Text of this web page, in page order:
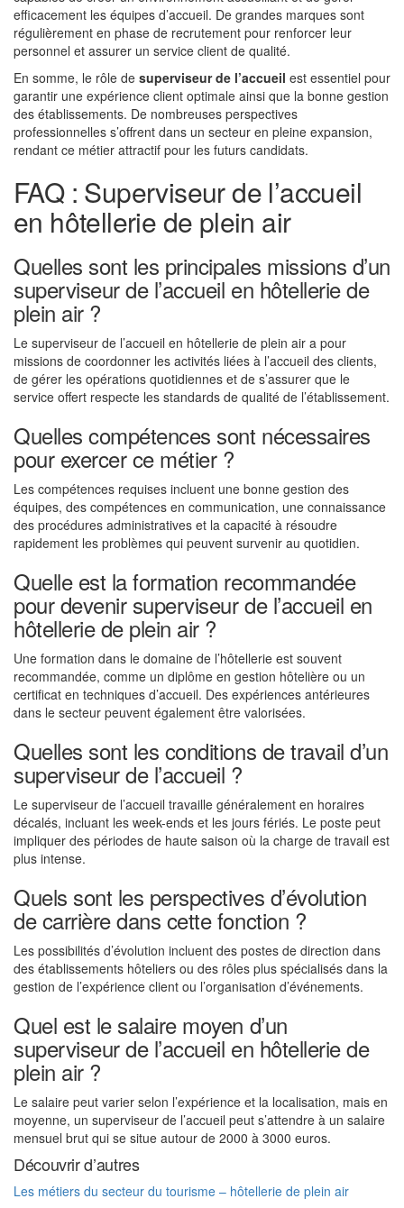
efficacement les équipes d’accueil. De grandes marques sont
régulièrement en phase de recrutement pour renforcer leur
personnel et assurer un service client de qualité.
En somme, le rôle de superviseur de l’accueil est essentiel pour
garantir une expérience client optimale ainsi que la bonne gestion
des établissements. De nombreuses perspectives
professionnelles s’offrent dans un secteur en pleine expansion,
rendant ce métier attractif pour les futurs candidats.
FAQ : Superviseur de l’accueil
en hôtellerie de plein air
Quelles sont les principales missions d’un
superviseur de l’accueil en hôtellerie de
plein air ?
Le superviseur de l’accueil en hôtellerie de plein air a pour
missions de coordonner les activités liées à l’accueil des clients,
de gérer les opérations quotidiennes et de s’assurer que le
service offert respecte les standards de qualité de l’établissement.
Quelles compétences sont nécessaires
pour exercer ce métier ?
Les compétences requises incluent une bonne gestion des
équipes, des compétences en communication, une connaissance
des procédures administratives et la capacité à résoudre
rapidement les problèmes qui peuvent survenir au quotidien.
Quelle est la formation recommandée
pour devenir superviseur de l’accueil en
hôtellerie de plein air ?
Une formation dans le domaine de l’hôtellerie est souvent
recommandée, comme un diplôme en gestion hôtelière ou un
certificat en techniques d’accueil. Des expériences antérieures
dans le secteur peuvent également être valorisées.
Quelles sont les conditions de travail d’un
superviseur de l’accueil ?
Le superviseur de l’accueil travaille généralement en horaires
décalés, incluant les week-ends et les jours fériés. Le poste peut
impliquer des périodes de haute saison où la charge de travail est
plus intense.
Quels sont les perspectives d’évolution
de carrière dans cette fonction ?
Les possibilités d’évolution incluent des postes de direction dans
des établissements hôteliers ou des rôles plus spécialisés dans la
gestion de l’expérience client ou l’organisation d’événements.
Quel est le salaire moyen d’un
superviseur de l’accueil en hôtellerie de
plein air ?
Le salaire peut varier selon l’expérience et la localisation, mais en
moyenne, un superviseur de l’accueil peut s’attendre à un salaire
mensuel brut qui se situe autour de 2000 à 3000 euros.
Découvrir d’autres
Les métiers du secteur du tourisme – hôtellerie de plein air